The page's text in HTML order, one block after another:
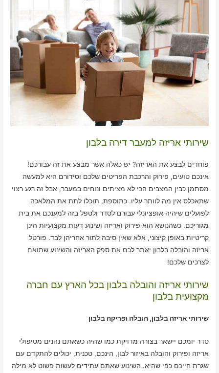
שירותי אריזה למעבר דירה בלבון
פוחדים לבצע את האריזה? יש כאלה אשר מבצע את זה עבורכם!
אינכם טועים, פירוק והרכבת הפריטים שלכם וסידורם היא למעשה
מסתמן כבין המצבים הכי לא מציתים ונוחים במעבר, אבל זה רגע רצוי
שתאכלס אין מה לוותר עליו. כתוספת, תוכלו לתת את המלאכה
לפועלים שיהיה אופציונלי עבורם לסדר ולטפל בזה למענכם את בית
מגוריכם. כשהנושא הוא פירוק ואריזה ושינוע דעות מקצועיות הינן
קריטיות באופן קיצוני, אלא שאין סיבה לתור אחריהן לבד. פורטל
אריזה והובלה בלבון יאתר לכם את ספק האריזה והשינוע שתואם
לצרכים שלכם!
שירותי אריזה והובלה בלבון בכל הארץ עם חברה
מקצועית בלבון
שירותי אריזה בלבון, הובלה ופריקה בלבון
סדר יומכם יישאר בצורה מדויקת כמו שהיה כשאתם נהנים מטיפולי
אריזה ופירוק והובלה באיזור לבון, הינכם, טכנית, יכולים להתקדם עם
שגרת חייכם כפי שהיא. השינוע שאתם עתידים לעשות פשוט לא מילה